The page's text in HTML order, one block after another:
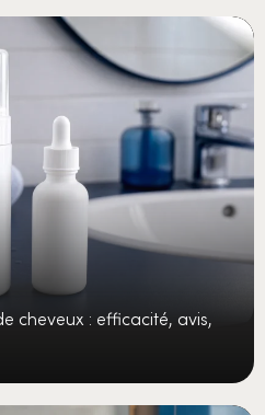
cheveux : efficacité, avis,